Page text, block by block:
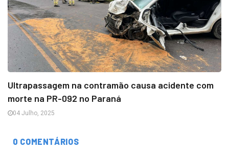
Ultrapassagem na contramão causa acidente com
morte na PR-092 no Paraná
04 Julho, 2025
0 COMENTÁRIOS